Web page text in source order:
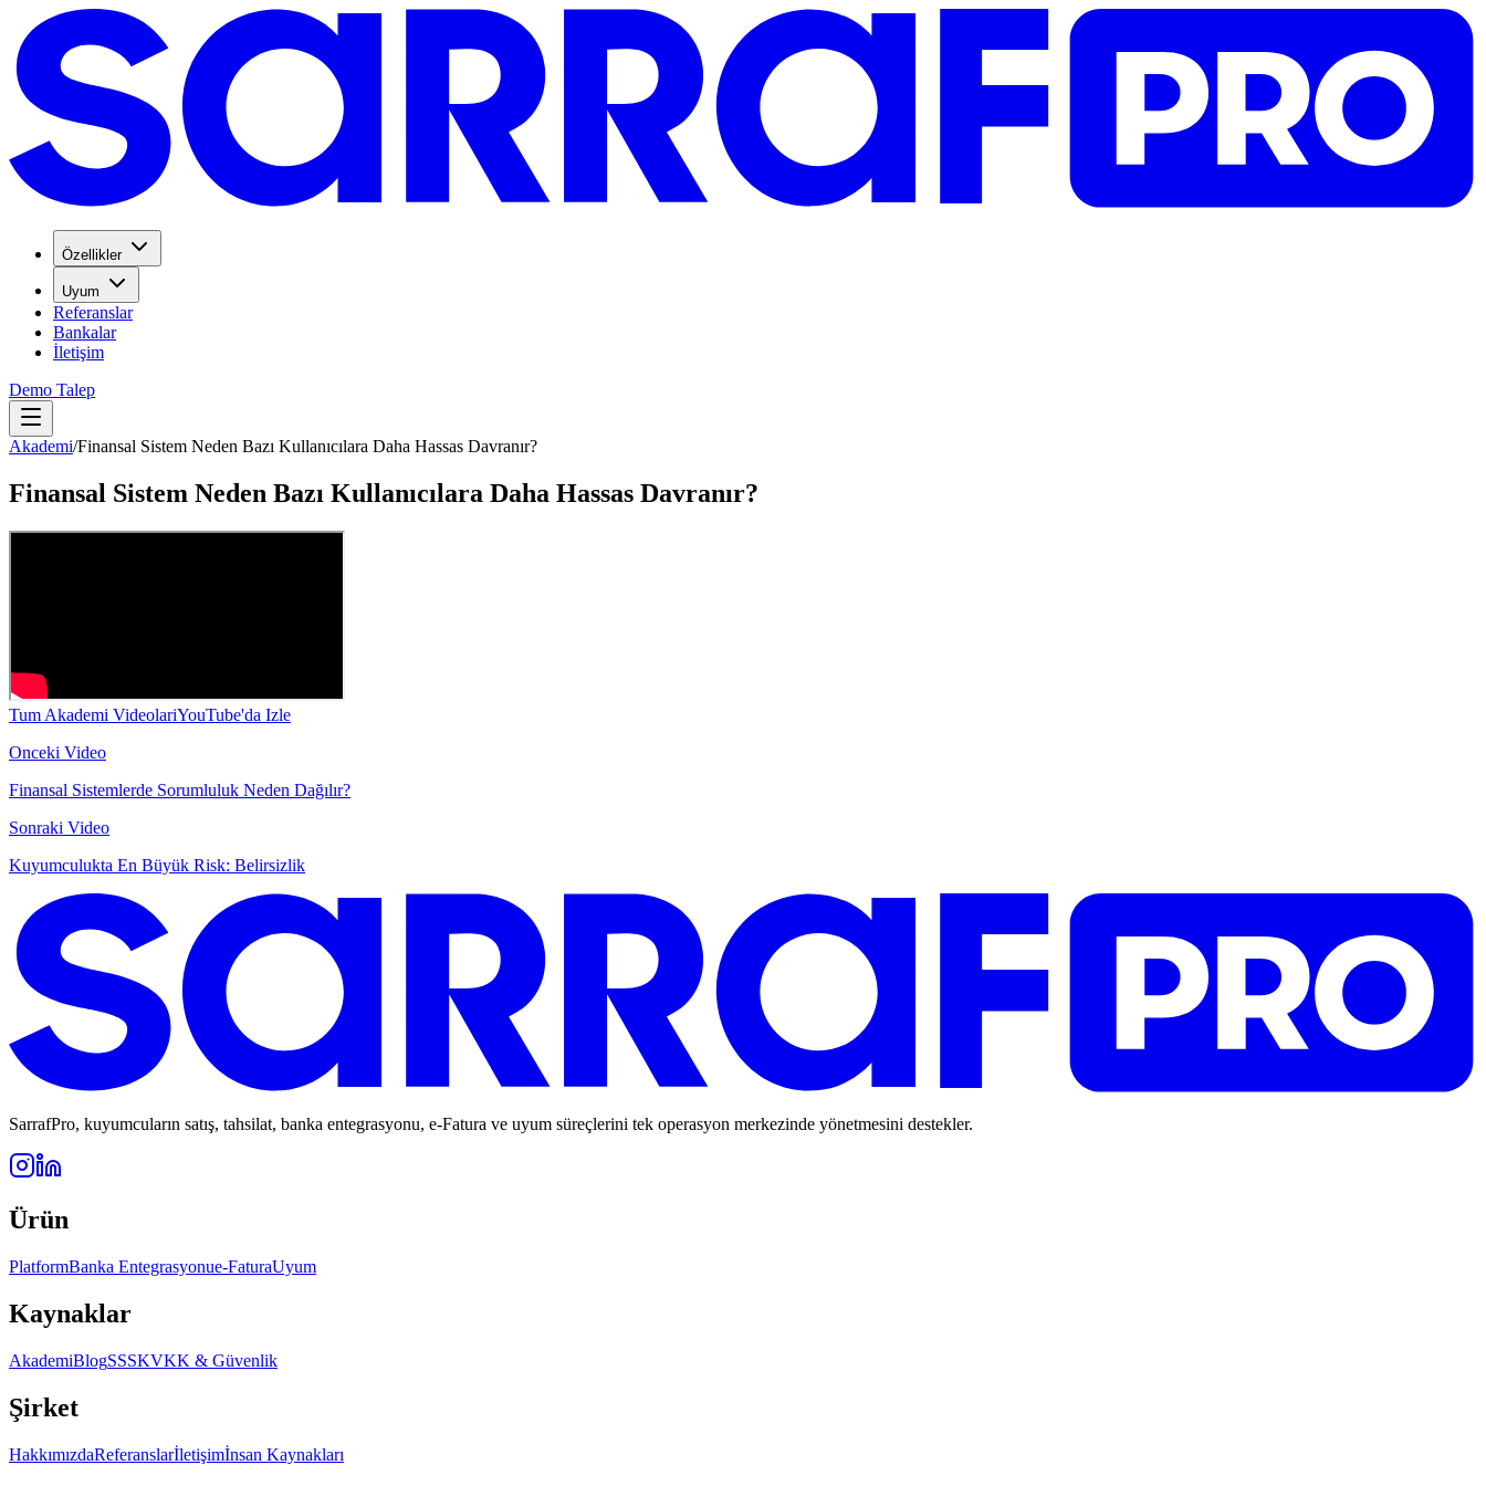
Özellikler
Uyum
Referanslar
Bankalar
İletişim
Demo Talep
Akademi/Finansal Sistem Neden Bazı Kullanıcılara Daha Hassas Davranır?
Finansal Sistem Neden Bazı Kullanıcılara Daha Hassas Davranır?
Tum Akademi VideolariYouTube'da Izle
Onceki Video
Finansal Sistemlerde Sorumluluk Neden Dağılır?
Sonraki Video
Kuyumculukta En Büyük Risk: Belirsizlik
SarrafPro, kuyumcuların satış, tahsilat, banka entegrasyonu, e-Fatura ve uyum süreçlerini tek operasyon merkezinde yönetmesini destekler.
Ürün
PlatformBanka Entegrasyonue-FaturaUyum
Kaynaklar
AkademiBlogSSSKVKK & Güvenlik
Şirket
HakkımızdaReferanslarİletişimİnsan Kaynakları